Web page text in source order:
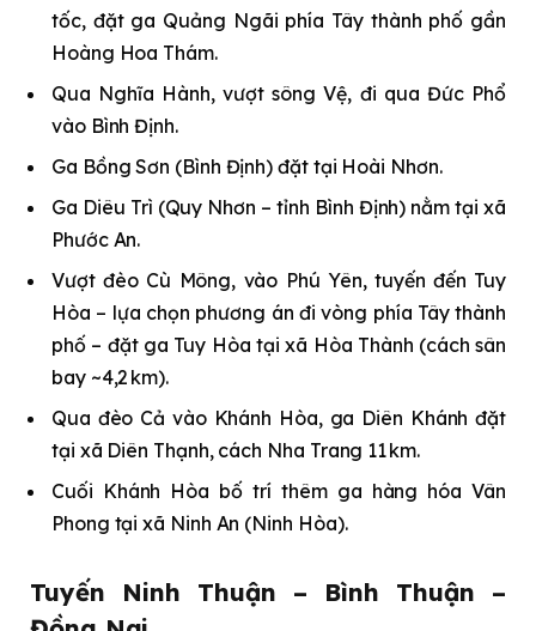
tốc, đặt ga Quảng Ngãi phía Tây thành phố gần
Hoàng Hoa Thám.
Qua Nghĩa Hành, vượt sông Vệ, đi qua Đức Phổ
vào Bình Định.
Ga Bồng Sơn (Bình Định) đặt tại Hoài Nhơn.
Ga Diêu Trì (Quy Nhơn – tỉnh Bình Định) nằm tại xã
Phước An.
Vượt đèo Cù Mông, vào Phú Yên, tuyến đến Tuy
Hòa – lựa chọn phương án đi vòng phía Tây thành
phố – đặt ga Tuy Hòa tại xã Hòa Thành (cách sân
bay ~4,2 km).
Qua đèo Cả vào Khánh Hòa, ga Diên Khánh đặt
tại xã Diên Thạnh, cách Nha Trang 11 km.
Cuối Khánh Hòa bố trí thêm ga hàng hóa Vân
Phong tại xã Ninh An (Ninh Hòa).
Tuyến Ninh Thuận – Bình Thuận –